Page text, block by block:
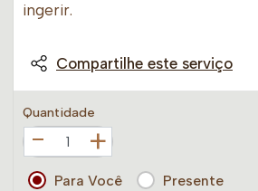
ingerir.
Compartilhe este serviço
Quantidade
+
Para Você Presente